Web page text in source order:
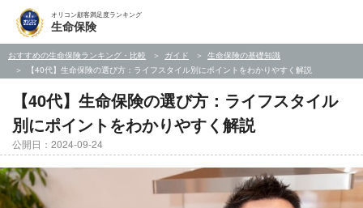
オリコン顧客満足度ランキング
生命保険
おすすめの生命保険ランキング・比較 ガイド
生命保険の基礎知識
【40代】生命保険の選び方：ライフスタイル別にポイントをわかりやすく解説
【40代】生命保険の選び方：ライフスタイル
別にポイントをわかりやすく解説
公開日：2024-09-24